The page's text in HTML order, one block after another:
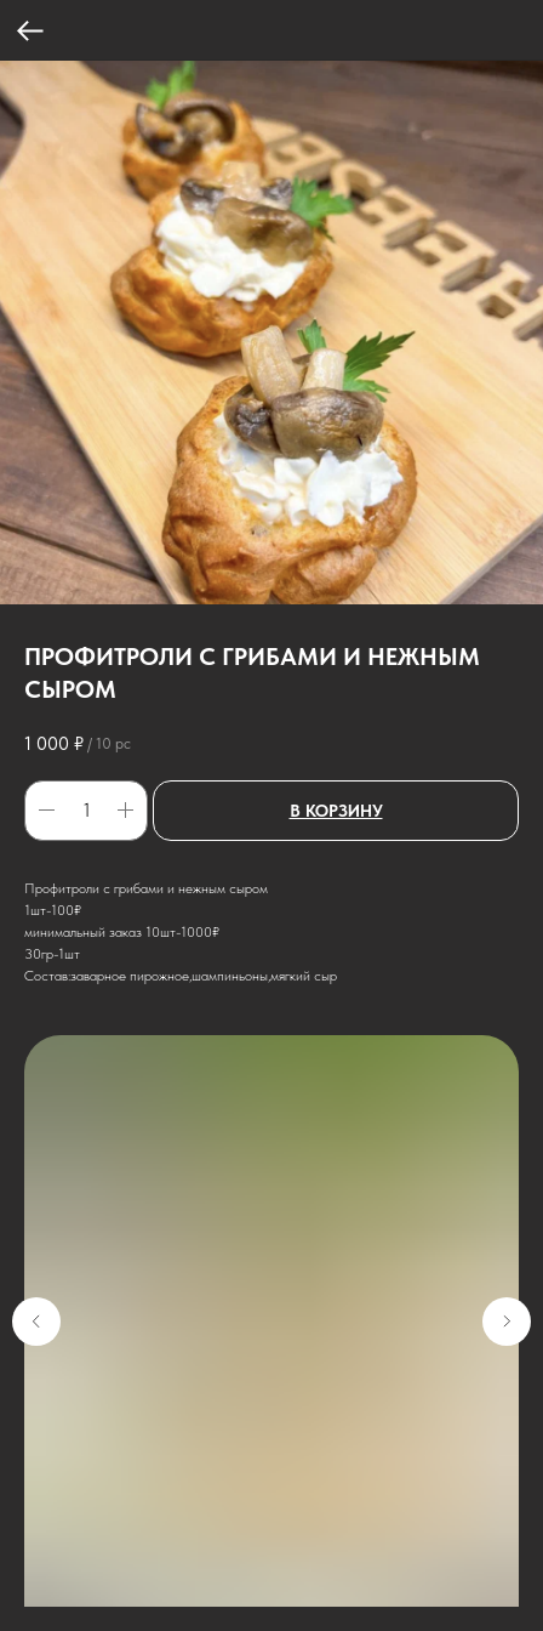
ПРОФИТРОЛИ С ГРИБАМИ И НЕЖНЫМ
СЫРОМ
1 000 ₽ / 10 pc
В КОРЗИНУ
Профитроли с грибами и нежным сыром
1шт-100₽
минимальный заказ 10шт-1000₽
30гр-1шт
Состав:заварное пирожное,шампиньоны,мягкий сыр